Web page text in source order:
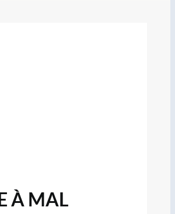
À MAL